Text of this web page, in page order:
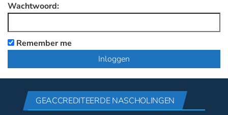
Wachtwoord:
Remember me
GEACCREDITEERDE NASCHOLINGEN